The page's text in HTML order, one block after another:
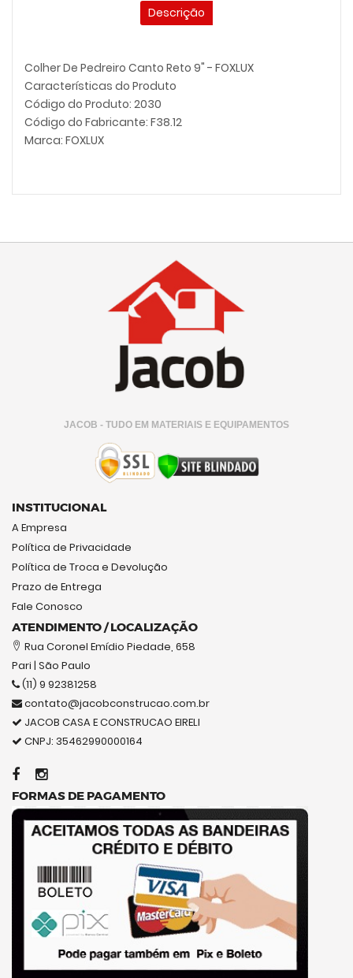
Descrição
Colher De Pedreiro Canto Reto 9" - FOXLUX
Características do Produto
Código do Produto: 2030
Código do Fabricante: F38.12
Marca: FOXLUX
JACOB - TUDO EM MATERIAIS E EQUIPAMENTOS
INSTITUCIONAL
A Empresa
Política de Privacidade
Política de Troca e Devolução
Prazo de Entrega
Fale Conosco
ATENDIMENTO / LOCALIZAÇÃO
Rua Coronel Emídio Piedade, 658
Pari | São Paulo
(11) 9 92381258
contato@jacobconstrucao.com.br
JACOB CASA E CONSTRUCAO EIRELI
CNPJ: 35462990000164
FORMAS DE PAGAMENTO